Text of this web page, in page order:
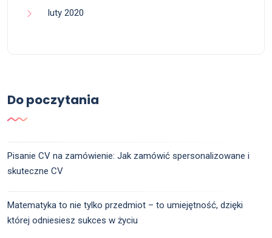
luty 2020
Do poczytania
Pisanie CV na zamówienie: Jak zamówić spersonalizowane i
skuteczne CV
Matematyka to nie tylko przedmiot – to umiejętność, dzięki
której odniesiesz sukces w życiu